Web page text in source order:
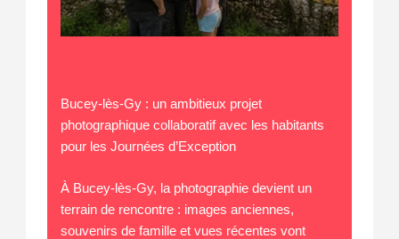
Bucey-lès-Gy : un ambitieux projet
photographique collaboratif avec les habitants
pour les Journées d’Exception
À Bucey-lès-Gy, la photographie devient un
terrain de rencontre : images anciennes,
souvenirs de famille et vues récentes vont